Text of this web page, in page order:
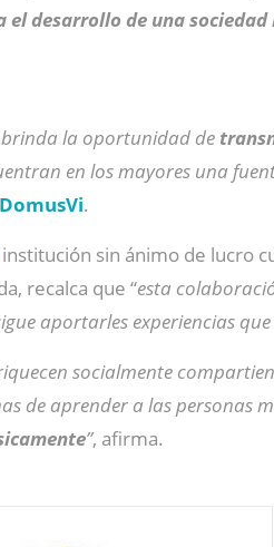
desarrollo de una
brinda la oportunidad de
en los mayores una
.
institución sin ánimo de lucro
recalca que “esta
aportarles experiencias
socialmente
de aprender a las personas
”, afirma.